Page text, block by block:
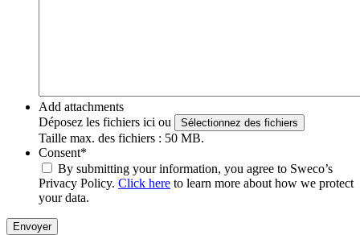
Add attachments
Déposez les fichiers ici ou
Sélectionnez des fichiers
Taille max. des fichiers : 50 MB.
Consent*
By submitting your information, you agree to Sweco’s
Privacy Policy. Click here to learn more about how we protect
your data.
Envoyer